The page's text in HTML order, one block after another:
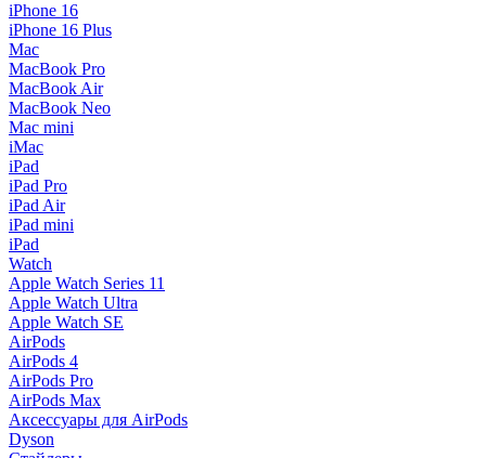
iPhone 16
iPhone 16 Plus
Mac
MacBook Pro
MacBook Air
MacBook Neo
Mac mini
iMac
iPad
iPad Pro
iPad Air
iPad mini
iPad
Watch
Apple Watch Series 11
Apple Watch Ultra
Apple Watch SE
AirPods
AirPods 4
AirPods Pro
AirPods Max
Аксессуары для AirPods
Dyson